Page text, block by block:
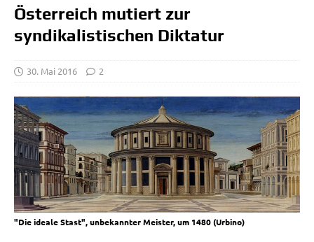
Österreich mutiert zur
syndikalistischen Diktatur
30. Mai 2016 2
"Die ideale Stast", unbekannter Meister, um 1480 (Urbino)